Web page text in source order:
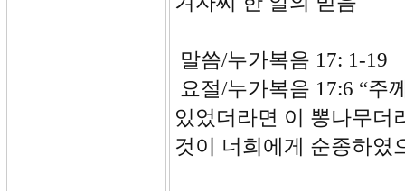
말씀/누가복음 17: 1-19
요절/누가복음 17:6 “주
있었더라면 이 뽕나무더
것이 너희에게 순종하였